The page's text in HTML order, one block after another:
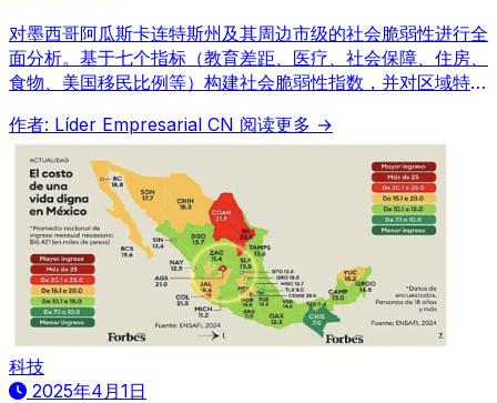
对墨西哥阿瓜斯卡连特斯州及其周边市级的社会脆弱性进行全
面分析。基于七个指标（教育差距、医疗、社会保障、住房、
食物、美国移民比例等）构建社会脆弱性指数，并对区域特征
作者: Líder Empresarial CN 阅读更多 →
科技
2025年4月1日